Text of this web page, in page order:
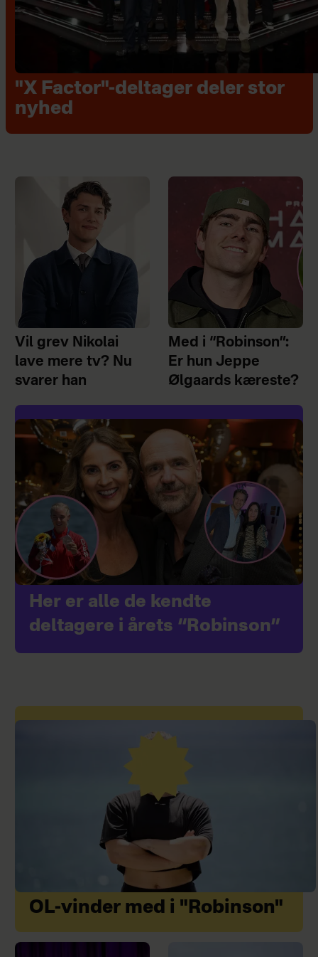
"X Factor"-deltager deler stor
nyhed
Vil grev Nikolai
lave mere tv? Nu
svarer han
Med i “Robinson”:
Er hun Jeppe
Ølgaards kæreste?
Her er alle de kendte
deltagere i årets “Robinson”
OL-vinder med i "Robinson"